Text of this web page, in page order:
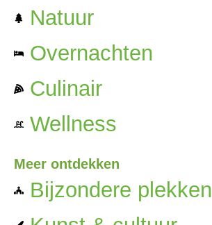
Natuur
Overnachten
Culinair
Wellness
Meer ontdekken
Bijzondere plekken